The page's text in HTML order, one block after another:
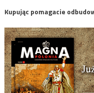
Kupując pomagacie